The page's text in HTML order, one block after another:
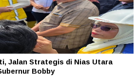
Jalan Strategis di Nias Utara
Bobby